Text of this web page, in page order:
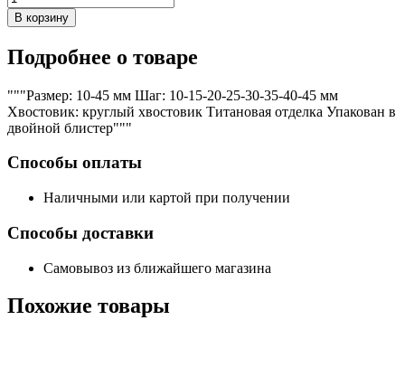
В корзину
Подробнее о товаре
"""Размер: 10-45 мм Шаг: 10-15-20-25-30-35-40-45 мм
Хвостовик: круглый хвостовик Титановая отделка Упакован в
двойной блистер"""
Способы оплаты
Наличными или картой при получении
Способы доставки
Самовывоз из ближайшего магазина
Похожие товары